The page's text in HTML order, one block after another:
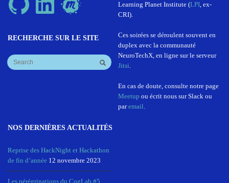
RECHERCHE SUR LE SITE
Learning Planet Institute (LPI, ex-
CRI).
Ces soirées se déroulent souvent en
duplex avec la communauté
NeuroTechX, en ligne sur le serveur
Jitsi.
En cas de doute, consulte notre page
Meetup ou écrit nous sur Slack ou
paremail.
NOS DERNIÈRES ACTUALITÉS
Reprise des HackNight et Hackathon
de fin d’année 12 novembre 2023
Les pérégrinations du CogLab #5